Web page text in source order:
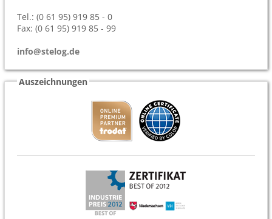
Tel.: (0 61 95) 919 85 - 0
Fax: (0 61 95) 919 85 - 99
info@stelog.de
Auszeichnungen